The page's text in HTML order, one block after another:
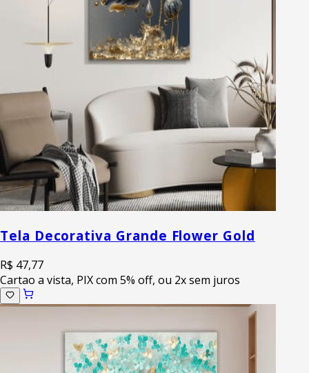
Tela Decorativa Grande Flower Gold
R$ 47,77
Cartao a vista, PIX com 5% off, ou 2x sem juros